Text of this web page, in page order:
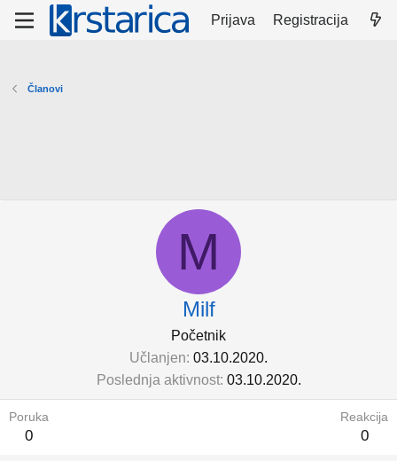
Prijava Registracija
Članovi
M
Milf
Početnik
Učlanjen 03.10.2020.
Poslednja aktivnost 03.10.2020.
Poruka
0
Reakcija
0